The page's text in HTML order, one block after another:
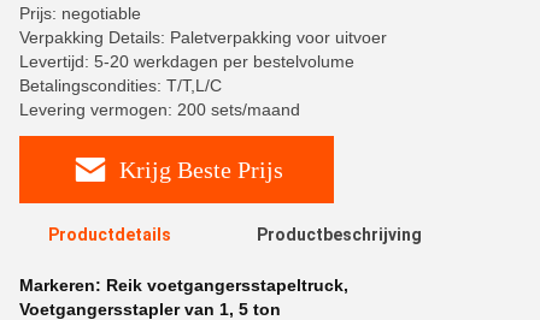
Prijs: negotiable
Verpakking Details: Paletverpakking voor uitvoer
Levertijd: 5-20 werkdagen per bestelvolume
Betalingscondities: T/T,L/C
Levering vermogen: 200 sets/maand
Krijg Beste Prijs
Productdetails Productbeschrijving
Markeren: Reik voetgangersstapeltruck,
Voetgangersstapler van 1, 5 ton